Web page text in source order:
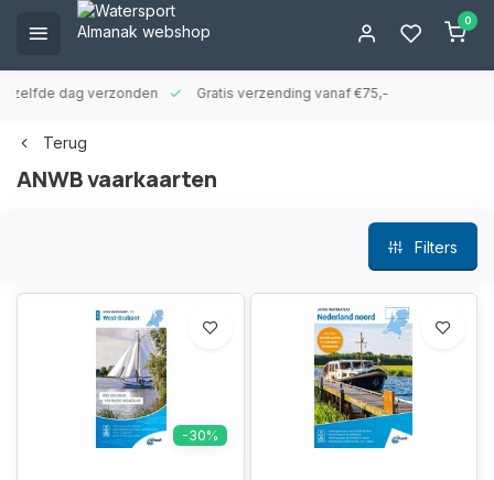
0
zelfde dag verzonden Gratis verzending vanaf €75,-
Terug
ANWB vaarkaarten
Filters
-30%